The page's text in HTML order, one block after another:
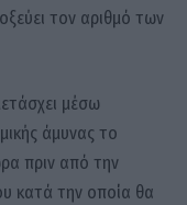
τον αριθμό των
μέσω
άμυνας το
πριν από την
κατά την οποία θα